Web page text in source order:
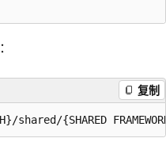
复制